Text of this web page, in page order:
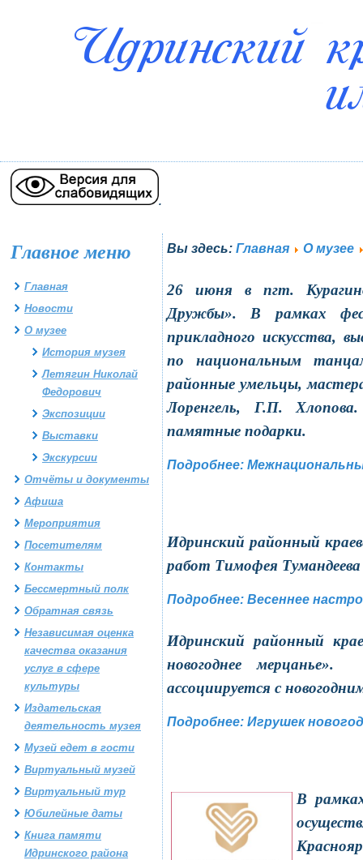
.
Главное меню
Главная
Новости
О музее
История музея
Летягин Николай
Федорович
Экспозиции
Выставки
Экскурсии
Отчёты и документы
Афиша
Мероприятия
Посетителям
Контакты
Бессмертный полк
Обратная связь
Независимая оценка
качества оказания
услуг в сфере
культуры
Издательская
деятельность музея
Музей едет в гости
Виртуальный музей
Виртуальный тур
Юбилейные даты
Книга памяти
Идринского района
Вы здесь: Главная О музее
26 июня в пгт.
Дружбы». В рамках
прикладного искусства,
по национальным
районные умельцы,
Лоренгель, Г.П.
памятные подарки.
Подробнее:
Идринский районный
работ Тимофея Тумандеева
Подробнее: Весеннее
Идринский районный
новогоднее
ассоциируется с
Подробнее: Игрушек
В